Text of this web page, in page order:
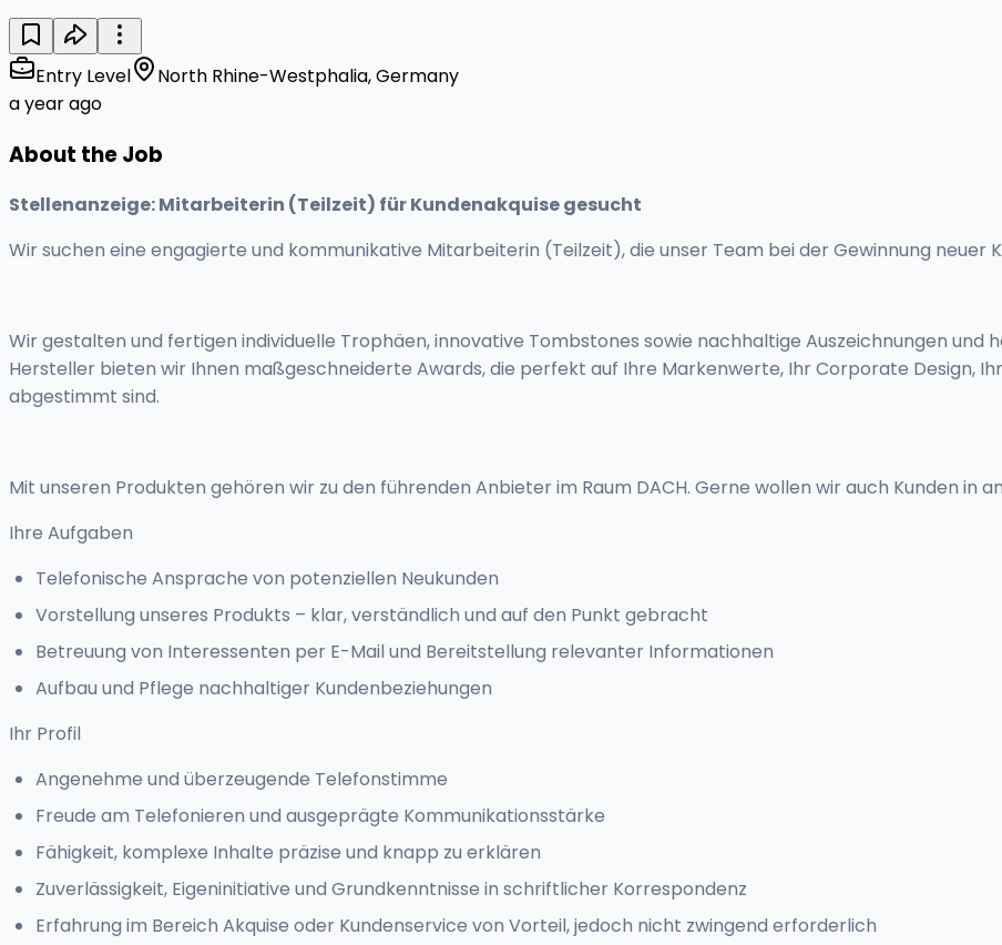
Entry Level
North Rhine-Westphalia, Germany
a year ago
About the Job
Stellenanzeige: Mitarbeiterin (Teilzeit) für Kundenakquise gesucht
Wir suchen eine engagierte und kommunikative Mitarbeiterin (Teilzeit), die unser Team bei der Gewinnung neuer
Wir gestalten und fertigen individuelle Trophäen, innovative Tombstones sowie nachhaltige Auszeichnungen und
Hersteller bieten wir Ihnen maßgeschneiderte Awards, die perfekt auf Ihre Markenwerte, Ihr Corporate Design,
abgestimmt sind.
Mit unseren Produkten gehören wir zu den führenden Anbieter im Raum DACH. Gerne wollen wir auch Kunden in
Ihre Aufgaben
Telefonische Ansprache von potenziellen Neukunden
Vorstellung unseres Produkts – klar, verständlich und auf den Punkt gebracht
Betreuung von Interessenten per E-Mail und Bereitstellung relevanter Informationen
Aufbau und Pflege nachhaltiger Kundenbeziehungen
Ihr Profil
Angenehme und überzeugende Telefonstimme
Freude am Telefonieren und ausgeprägte Kommunikationsstärke
Fähigkeit, komplexe Inhalte präzise und knapp zu erklären
Zuverlässigkeit, Eigeninitiative und Grundkenntnisse in schriftlicher Korrespondenz
Erfahrung im Bereich Akquise oder Kundenservice von Vorteil, jedoch nicht zwingend erforderlich